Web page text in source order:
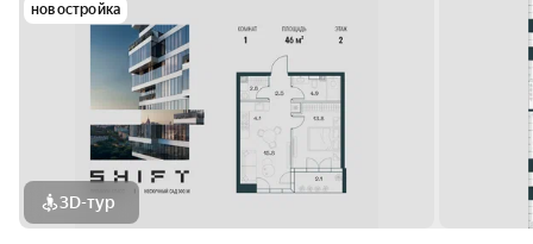
новостройка
3D-тур